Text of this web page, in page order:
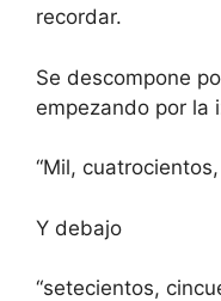
recordar.
Se descompone
empezando por la
“Mil,
Y debajo
“setecientos,